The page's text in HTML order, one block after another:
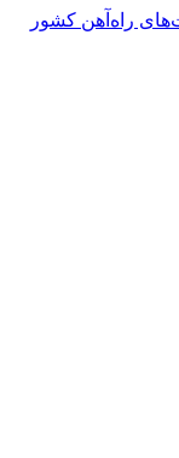
راه‌آهن کشور